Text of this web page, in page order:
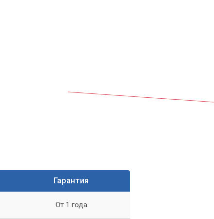
Гарантия
От 1 года